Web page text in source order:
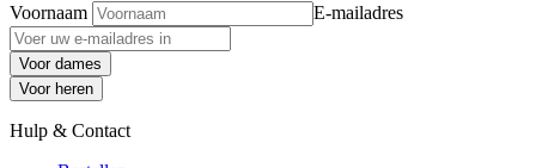
Voornaam E-mailadres
Voor dames
Voor heren
Hulp & Contact